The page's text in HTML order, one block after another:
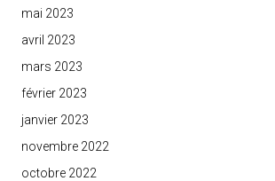
mai 2023
avril 2023
mars 2023
février 2023
janvier 2023
novembre 2022
octobre 2022